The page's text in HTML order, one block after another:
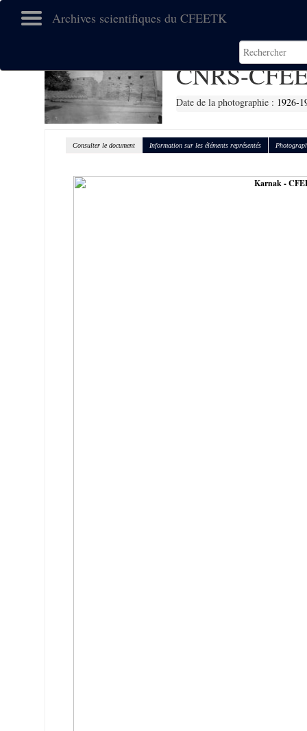
Archives scientifiques du CFEETK
CNRS-
Date de la photographie : 1926-
Consulter le document Information sur les éléments représentés